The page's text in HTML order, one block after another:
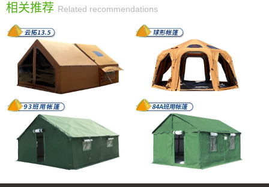
相关推荐 Related recommendations